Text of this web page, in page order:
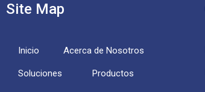
Site Map
Inicio Acerca de Nosotros
Soluciones Productos